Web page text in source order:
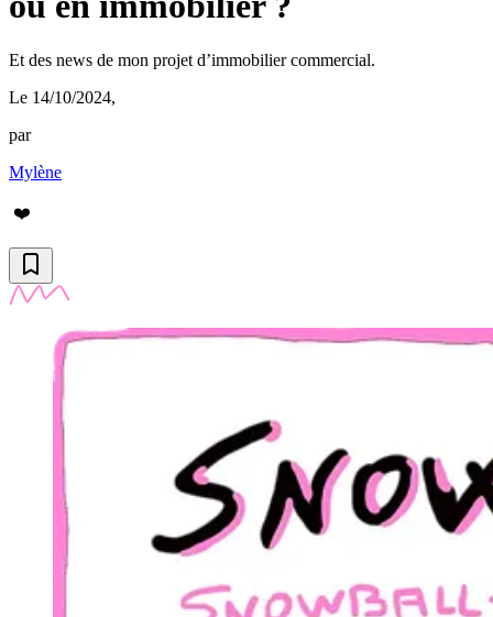
Et des news de mon projet d’immobilier commercial.
Le 14/10/2024,
par
Mylène
❤️